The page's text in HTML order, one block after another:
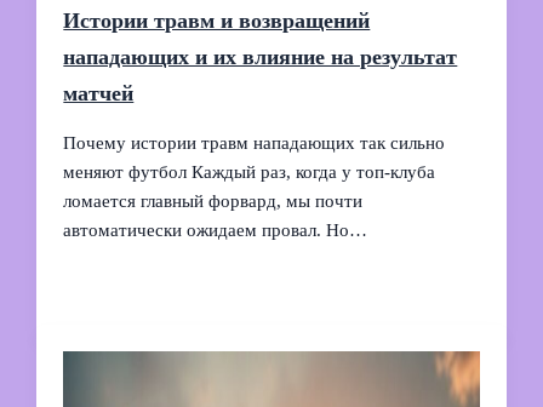
Истории травм и возвращений
нападающих и их влияние на результат
матчей
Почему истории травм нападающих так сильно
меняют футбол Каждый раз, когда у топ-клуба
ломается главный форвард, мы почти
автоматически ожидаем провал. Но…